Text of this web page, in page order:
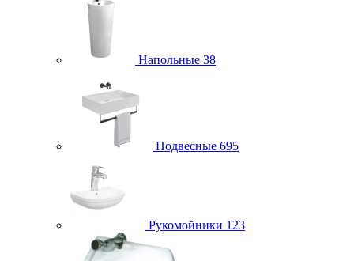
Напольные 38
Подвесные 695
Рукомойники 123